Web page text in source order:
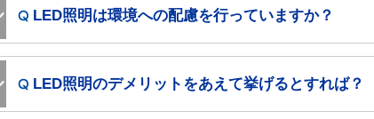
LED照明は環境への配慮を行っていますか？
LED照明のデメリットをあえて挙げるとすれば？